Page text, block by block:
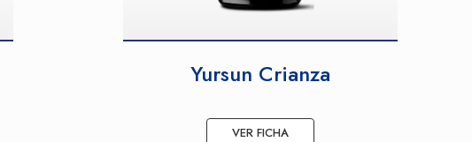
Yursun Crianza
VER FICHA